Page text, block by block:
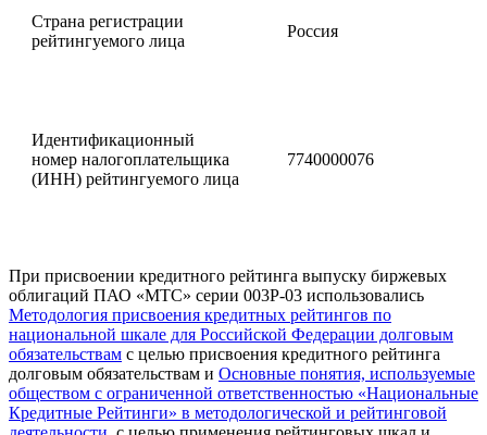
Страна регистрации
рейтингуемого лица
Россия
Идентификационный
номер налогоплательщика
(ИНН) рейтингуемого лица
7740000076
При присвоении кредитного рейтинга выпуску биржевых
облигаций ПАО «МТС» серии 003Р-03 использовались
Методология присвоения кредитных рейтингов по
национальной шкале для Российской Федерации долговым
обязательствам с целью присвоения кредитного рейтинга
долговым обязательствам и Основные понятия, используемые
обществом с ограниченной ответственностью «Национальные
Кредитные Рейтинги» в методологической и рейтинговой